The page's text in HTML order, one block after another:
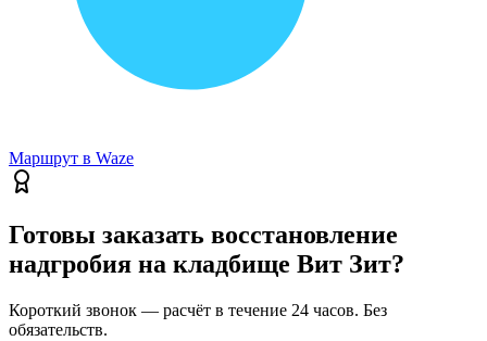
Маршрут в Waze
Готовы заказать восстановление
надгробия на кладбище Вит Зит?
Короткий звонок — расчёт в течение 24 часов. Без
обязательств.